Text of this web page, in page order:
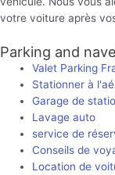
votre voiture après
Parking and
Valet Parking
Stationner à
Garage de
Lavage auto
service de
Conseils de
Location de